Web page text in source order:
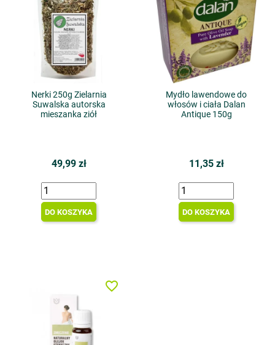
Nerki 250g Zielarnia
Suwalska autorska
mieszanka ziół
49,99 zł
DO KOSZYKA
Mydło lawendowe do
włosów i ciała Dalan
Antique 150g
11,35 zł
DO KOSZYKA
favorite_border